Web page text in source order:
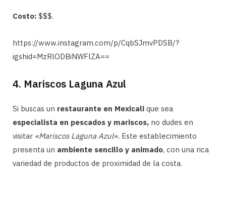
Costo: $$$.
https://www.instagram.com/p/CqbSJmvPDSB/?
igshid=MzRlODBiNWFlZA==
4. Mariscos Laguna Azul
Si buscas un restaurante en Mexicali que sea
especialista en pescados y mariscos, no dudes en
visitar «Mariscos Laguna Azul». Este establecimiento
presenta un ambiente sencillo y animado, con una rica
variedad de productos de proximidad de la costa.